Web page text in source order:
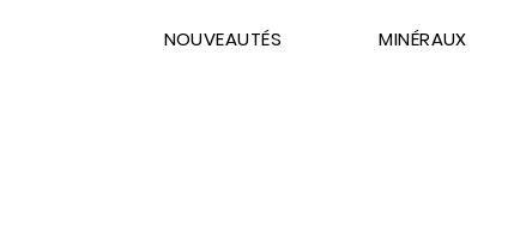
NOUVEAUTÉS MINÉRAUX